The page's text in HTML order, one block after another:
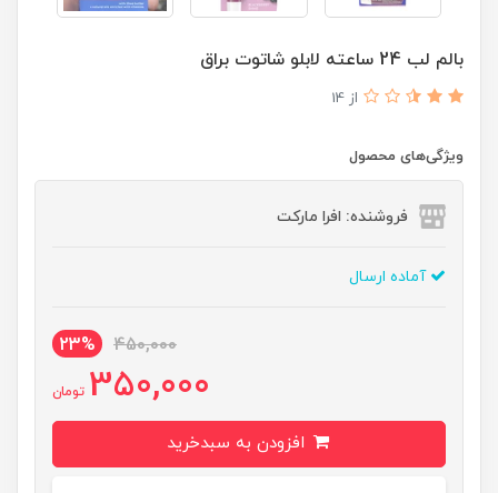
بالم لب 24 ساعته لابلو شاتوت براق
از 14
ویژگی‌های محصول
فروشنده: افرا مارکت
آماده ارسال
450,000
23%
350,000 تومان